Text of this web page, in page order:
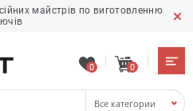
майстрів по виготовленню
0 0
Все категории